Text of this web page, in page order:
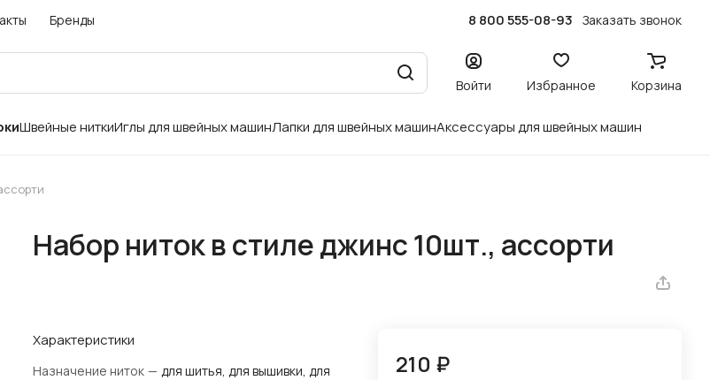
Бренды 8 800 555-08-93 Заказать звонок
Войти Избранное Корзина
Швейные ниткиИглы для швейных машинЛапки для швейных машинАксессуары для швейных машин
Набор ниток в стиле джинс 10шт., ассорти
Характеристики
Назначение ниток — для шитья, для вышивки, для
210 ₽